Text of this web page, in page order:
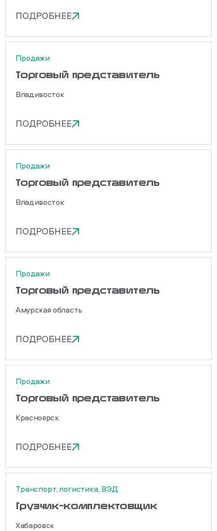
ПОДРОБНЕЕ
Продажи
Торговый представитель
Владивосток
ПОДРОБНЕЕ
Продажи
Торговый представитель
Владивосток
ПОДРОБНЕЕ
Продажи
Торговый представитель
Амурская область
ПОДРОБНЕЕ
Продажи
Торговый представитель
Красноярск
ПОДРОБНЕЕ
Транспорт, логистика, ВЭД
Грузчик-комплектовщик
Хабаровск